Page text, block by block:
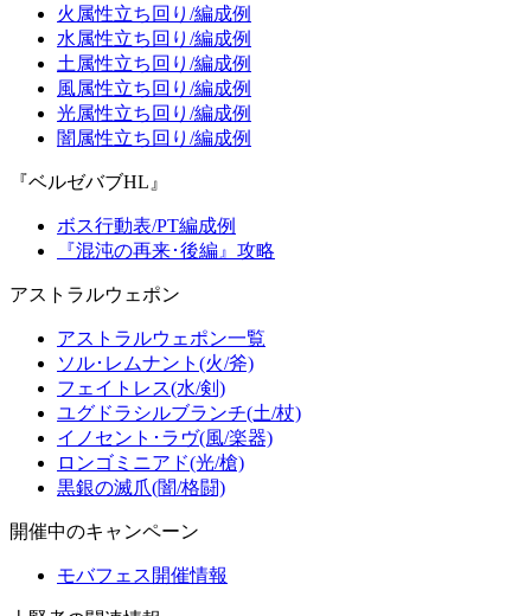
火属性立ち回り/編成例
水属性立ち回り/編成例
土属性立ち回り/編成例
風属性立ち回り/編成例
光属性立ち回り/編成例
闇属性立ち回り/編成例
『ベルゼバブHL』
ボス行動表/PT編成例
『混沌の再来･後編』攻略
アストラルウェポン
アストラルウェポン一覧
ソル･レムナント(火/斧)
フェイトレス(水/剣)
ユグドラシルブランチ(土/杖)
イノセント･ラヴ(風/楽器)
ロンゴミニアド(光/槍)
黒銀の滅爪(闇/格闘)
開催中のキャンペーン
モバフェス開催情報